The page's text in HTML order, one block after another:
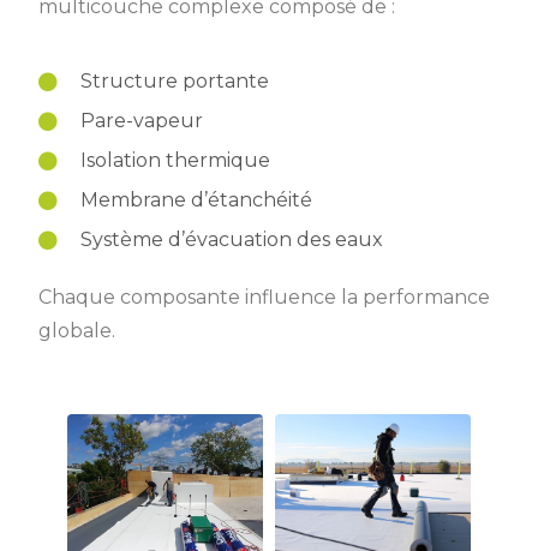
multicouche complexe composé de :
Structure portante
Pare-vapeur
Isolation thermique
Membrane d’étanchéité
Système d’évacuation des eaux
Chaque composante influence la performance
globale.